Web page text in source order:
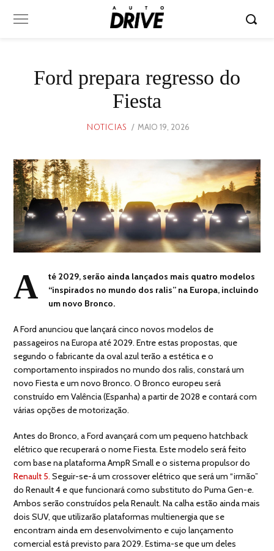
Ford prepara regresso do
Fiesta
NOTICIAS
POSTED
MAIO 19, 2026
A
té 2029, serão ainda lançados mais quatro modelos
“inspirados no mundo dos ralis” na Europa, incluindo
um novo Bronco.
A Ford anunciou que lançará cinco novos modelos de
passageiros na Europa até 2029. Entre estas propostas, que
segundo o fabricante da oval azul terão a estética e o
comportamento inspirados no mundo dos ralis, constará um
novo Fiesta e um novo Bronco. O Bronco europeu será
construído em Valência (Espanha) a partir de 2028 e contará com
várias opções de motorização.
Antes do Bronco, a Ford avançará com um pequeno hatchback
elétrico que recuperará o nome Fiesta. Este modelo será feito
com base na plataforma AmpR Small e o sistema propulsor do
Renault 5. Seguir-se-á um crossover elétrico que será um “irmão”
do Renault 4 e que funcionará como substituto do Puma Gen-e.
Ambos serão construídos pela Renault. Na calha estão ainda mais
dois SUV, que utilizarão plataformas multienergia que se
encontram ainda em desenvolvimento e cujo lançamento
comercial está previsto para 2029. Estima-se que um deles